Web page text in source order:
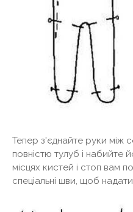
Тепер з'єднайте руки між
повністю тулуб і набийте
місцях кистей і стоп вам
спеціальні шви, щоб